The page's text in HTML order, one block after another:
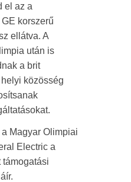
el az a
korszerű
ellátva. A
után is
a brit
közösség
Magyar Olimpiai
Electric a
támogatási